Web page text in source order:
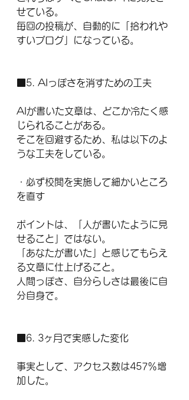
せている。
毎回の投稿が、自動的に「拾われや
すいブログ」になっている。
■5. AIっぽさを消すための工夫
AIが書いた文章は、どこか冷たく感
じられることがある。
そこを回避するため、私は以下のよ
うな工夫をしている。
・必ず校閲を実施して細かいところ
を直す
ポイントは、「人が書いたように見
せること」ではない。
「あなたが書いた」と感じてもらえ
る文章に仕上げること。
人間っぽさ、自分らしさは最後に自
分自身で。
■6. 3ヶ月で実感した変化
事実として、アクセス数は457％増
加した。